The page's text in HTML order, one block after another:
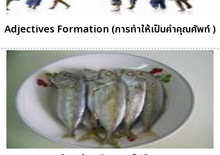
Adjectives Formation (การทำให้เป็นคำคุณศัพท์ )